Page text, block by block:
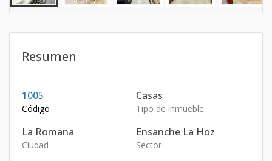
Resumen
1005
Código
Casas
Tipo de inmueble
La Romana
Ciudad
Ensanche La Hoz
Sector